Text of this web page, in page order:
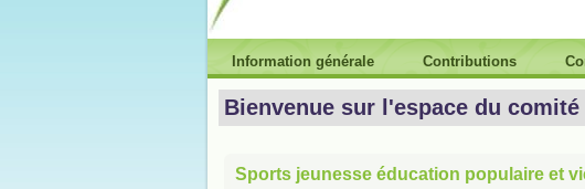
Information générale Contributions
Bienvenue sur l'espace du
Sports jeunesse éducation populaire et